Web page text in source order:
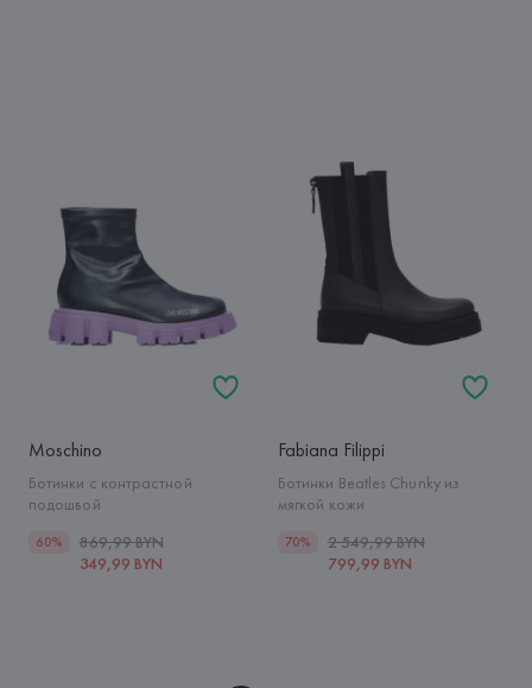
Moschino
Ботинки с контрастной
подошвой
60%
869,99 BYN
349,99 BYN
Fabiana Filippi
Ботинки Beatles Chunky из
мягкой кожи
70%
2 549,99 BYN
799,99 BYN